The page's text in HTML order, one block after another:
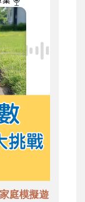
庭模擬遊